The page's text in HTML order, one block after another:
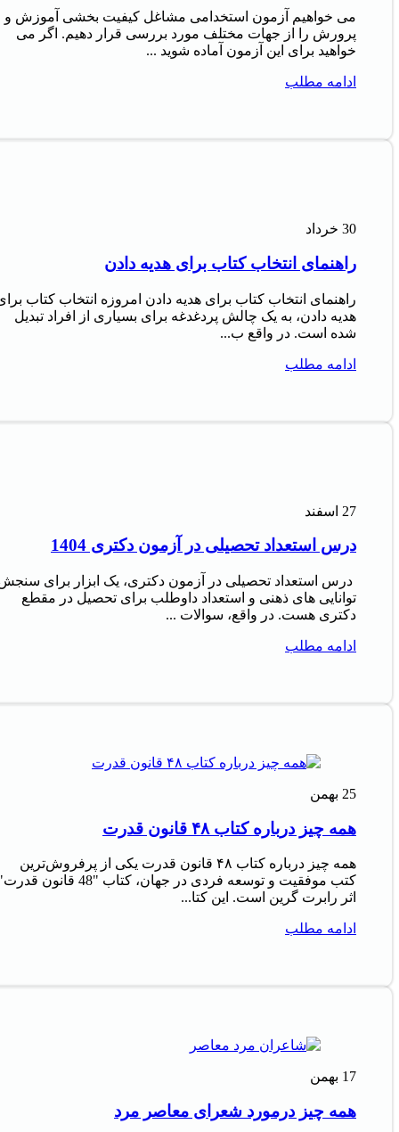
می خواهیم آزمون استخدامی مشاغل کیفیت بخشی آموزش و
پرورش را از جهات مختلف مورد بررسی قرار دهیم. اگر می
خواهید برای این آزمون آماده شوید ...
ادامه مطلب
30 خرداد
راهنمای انتخاب کتاب برای هدیه دادن
راهنمای انتخاب کتاب برای هدیه دادن امروزه انتخاب کتاب
هدیه دادن، به یک چالش پردغدغه برای بسیاری از افراد تبدیل
شده است. در واقع ب...
ادامه مطلب
27 اسفند
درس استعداد تحصیلی در آزمون دکتری 1404
درس استعداد تحصیلی در آزمون دکتری، یک ابزار برای
توانایی های ذهنی و استعداد داوطلب برای تحصیل در مقطع
دکتری هست. در واقع، سوالات ...
ادامه مطلب
25 بهمن
همه چیز درباره کتاب ۴۸ قانون قدرت
همه چیز درباره کتاب ۴۸ قانون قدرت یکی از پرفروش‌ترین
کتب موفقیت و توسعه فردی در جهان، کتاب "48 قانون
اثر رابرت گرین است. این کتا...
ادامه مطلب
17 بهمن
همه چیز درمورد شعرای معاصر مرد